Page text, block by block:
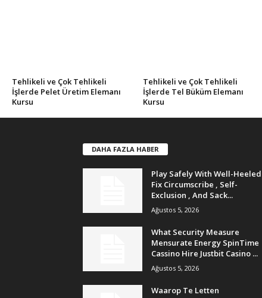
Tehlikeli ve Çok Tehlikeli
İşlerde Pelet Üretim Elemanı
Kursu
Tehlikeli ve Çok Tehlikeli
İşlerde Tel Büküm Elemanı
Kursu
DAHA FAZLA HABER
Play Safely With Well-Heeled
Fix Circumscribe , Self-
Exclusion , And Sack...
Ağustos 5, 2026
What Security Measure
Mensurate Energy SpinTime
Cassino Hire Justbit Casino ...
Ağustos 5, 2026
Waarop Te Letten